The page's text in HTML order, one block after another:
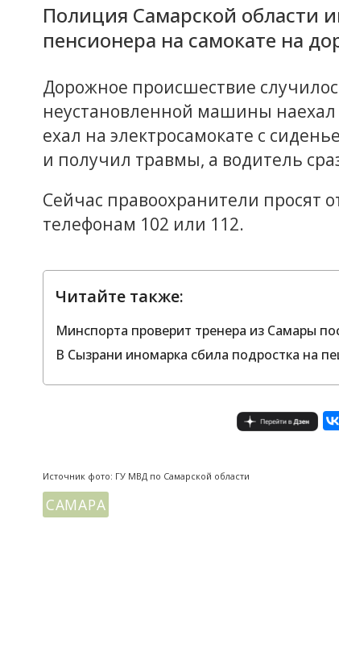
Полиция Самарской области
пенсионера на самокате на
Дорожное происшествие
неустановленной машины наехал
ехал на электросамокате с
и получил травмы, а водитель
Сейчас правоохранители просят
телефонам 102 или 112.
Читайте также:
Минспорта проверит тренера из Самары
В Сызрани иномарка сбила подростка на
Источник фото: ГУ МВД по Самарской области
САМАРА